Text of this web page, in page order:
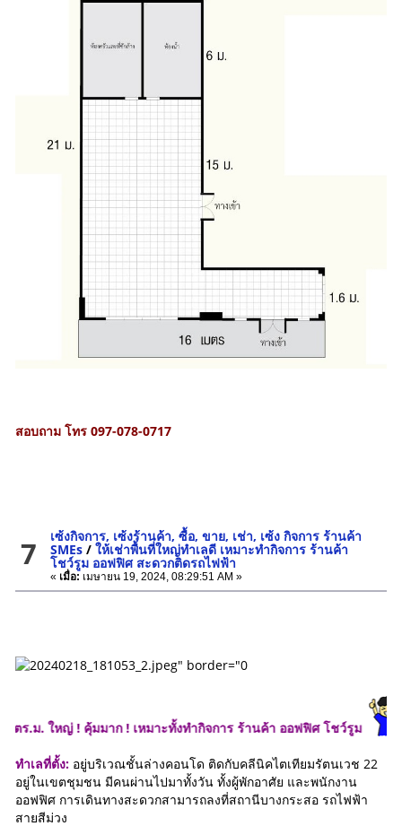
สอบถาม โทร 097-078-0717
7 เซ้งกิจการ, เซ้งร้านค้า, ซื้อ, ขาย, เช่า, เซ้ง กิจการ ร้านค้า
SMEs /ให้เช่าพื้นที่ใหญ่ทำเลดี เหมาะทำกิจการ ร้านค้า
โชว์รูม ออฟฟิศ สะดวกติดรถไฟฟ้า
« เมื่อ: เมษายน 19, 2024, 08:29:51 AM »
คุ้มมาก ! เหมาะทั้งทำกิจการ ร้านค้า ออฟฟิศ โชว์รูม
ทำเลที่ตั้ง:อยู่บริเวณชั้นล่างคอนโด ติดกับคลีนิคไตเทียมรัตนเวช 22
อยู่ในเขตชุมชน มีคนผ่านไปมาทั้งวัน ทั้งผู้พักอาศัย และพนักงาน
ออฟฟิศ การเดินทางสะดวกสามารถลงที่สถานีบางกระสอ รถไฟฟ้า
สายสีม่วง